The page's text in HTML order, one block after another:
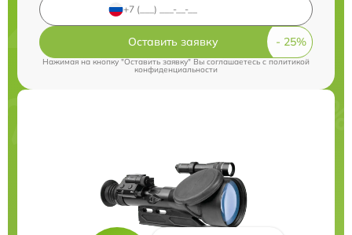
Оставить заявку
Нажимая на кнопку "Оставить заявку" Вы соглашаетесь cполитикой
конфиденциальности